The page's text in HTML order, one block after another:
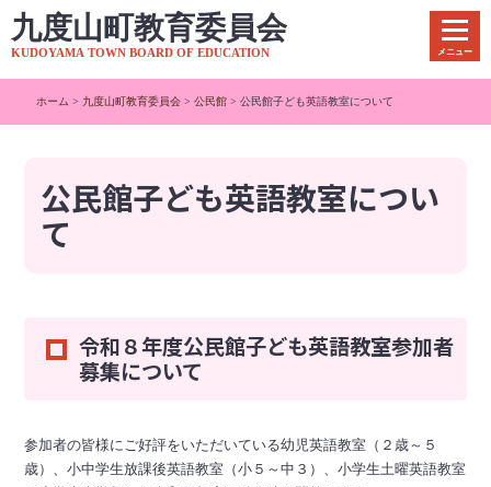
文
へ
メニュー
ホーム > 九度山町教育委員会 >公民館 > 公民館子ども英語教室について
公民館子ども英語教室につい
て
令和８年度公民館子ども英語教室参加者
募集について
参加者の皆様にご好評をいただいている幼児英語教室（２歳～５
歳）、小中学生放課後英語教室（小５～中３）、小学生土曜英語教室